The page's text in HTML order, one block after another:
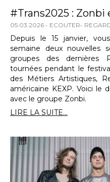
#Trans2025 : Zonbi
05.03.2026 ECOUTER
Depuis le 15 janvier,
semaine deux nouvelles
groupes des dernières
tournées pendant le
des Métiers Artistiques,
américaine KEXP. Voici le
avec le groupe Zonbi.
LIRE LA SUITE...